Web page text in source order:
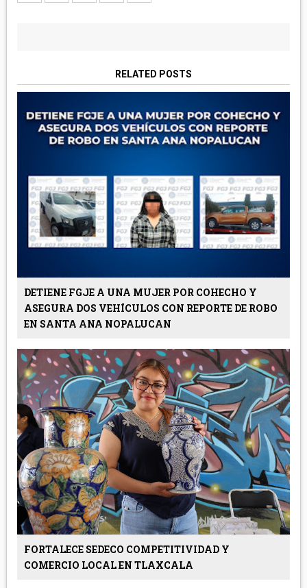
RELATED POSTS
DETIENE FGJE A UNA MUJER POR COHECHO Y
ASEGURA DOS VEHÍCULOS CON REPORTE DE ROBO
EN SANTA ANA NOPALUCAN
FORTALECE SEDECO COMPETITIVIDAD Y
COMERCIO LOCAL EN TLAXCALA